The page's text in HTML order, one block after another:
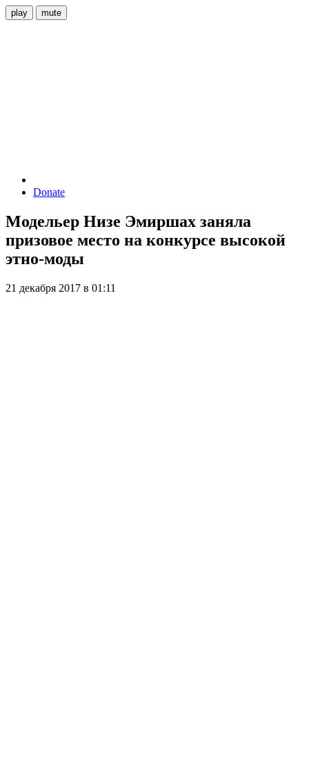
play mute
Donate
Модельер Низе Эмиршах заняла
призовое место на конкурсе высокой
этно-моды
21 декабря 2017 в 01:11